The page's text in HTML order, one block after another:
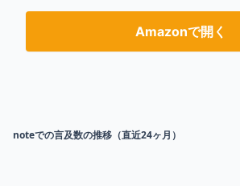
Amazonで開く
noteでの言及数の推移（直近24ヶ月）